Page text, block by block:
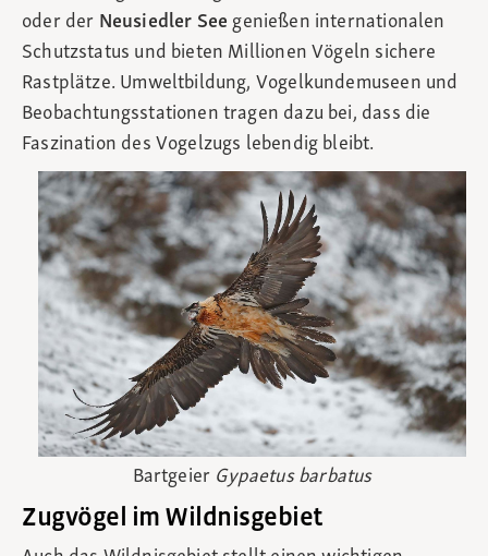
oder der Neusiedler See genießen internationalen
Schutzstatus und bieten Millionen Vögeln sichere
Rastplätze. Umweltbildung, Vogelkundemuseen und
Beobachtungsstationen tragen dazu bei, dass die
Faszination des Vogelzugs lebendig bleibt.
Bartgeier Gypaetus barbatus
Zugvögel im Wildnisgebiet